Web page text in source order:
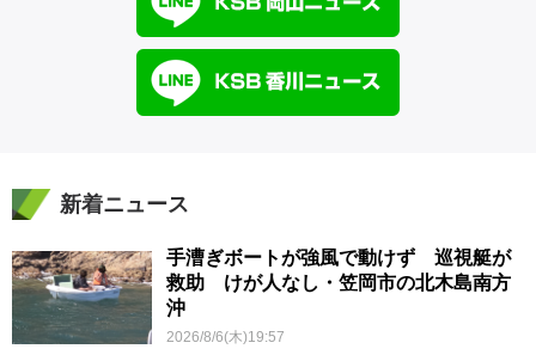
新着ニュース
手漕ぎボートが強風で動けず 巡視艇が
救助 けが人なし・笠岡市の北木島南方
沖
2026/8/6(木)19:57